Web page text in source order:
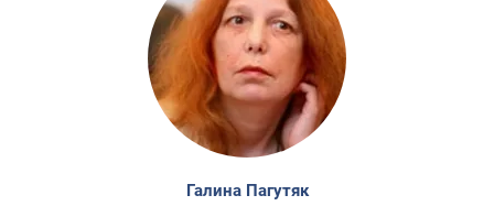
Галина Пагутяк